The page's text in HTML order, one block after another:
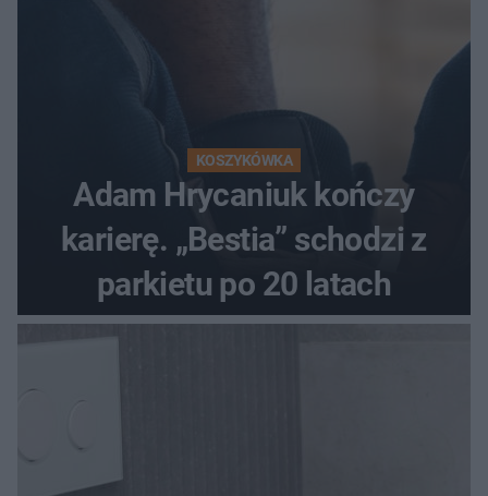
KOSZYKÓWKA
Adam Hrycaniuk kończy
karierę. „Bestia” schodzi z
parkietu po 20 latach